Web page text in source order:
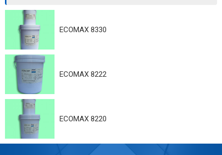
ECOMAX 8330
ECOMAX 8222
ECOMAX 8220